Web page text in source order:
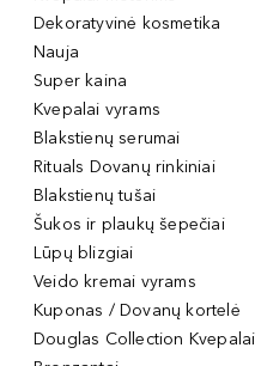
Dekoratyvinė kosmetika
Nauja
Super kaina
Kvepalai vyrams
Blakstienų serumai
Rituals Dovanų rinkiniai
Blakstienų tušai
Šukos ir plaukų šepečiai
Lūpų blizgiai
Veido kremai vyrams
Kuponas / Dovanų kortelė
Douglas Collection Kvepalai